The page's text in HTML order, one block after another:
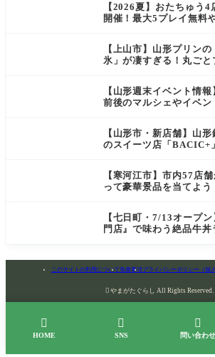
【2026夏】おたちゅう4
開催！最大5プレイ無料
【上山市】山形プリン
氷」が凄すぎる！丸ご
【山形週末イベント情
前後のマルシェやイベン
【山形市・新店舗】山
のスイーツ店「BACIC+
【寒河江市】市内57店
って豪華景品を当てよ
【七日町・7/13オープ
門店』で味わう絶品牛丼
このサイトの利用について免責事項プライバシーポリシー（個
 やまがたぐらし All Rights Reserved.

HOME

SNS

問い合わせ